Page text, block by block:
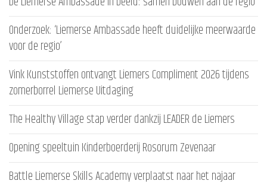
Onderzoek: ‘Liemerse Ambassade heeft duidelijke meerwaarde
voor de regio’
Vink Kunststoffen ontvangt Liemers Compliment 2026 tijdens
zomerborrel Liemerse Uitdaging
The Healthy Village stap verder dankzij LEADER de Liemers
Opening speeltuin Kinderboerderij Rosorum Zevenaar
Battle Liemerse Skills Academy verplaatst naar het najaar